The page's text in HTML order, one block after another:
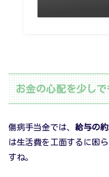
お金の心配を少し
傷病手当金では、 給与の
は生活費を工面するに困
すね。